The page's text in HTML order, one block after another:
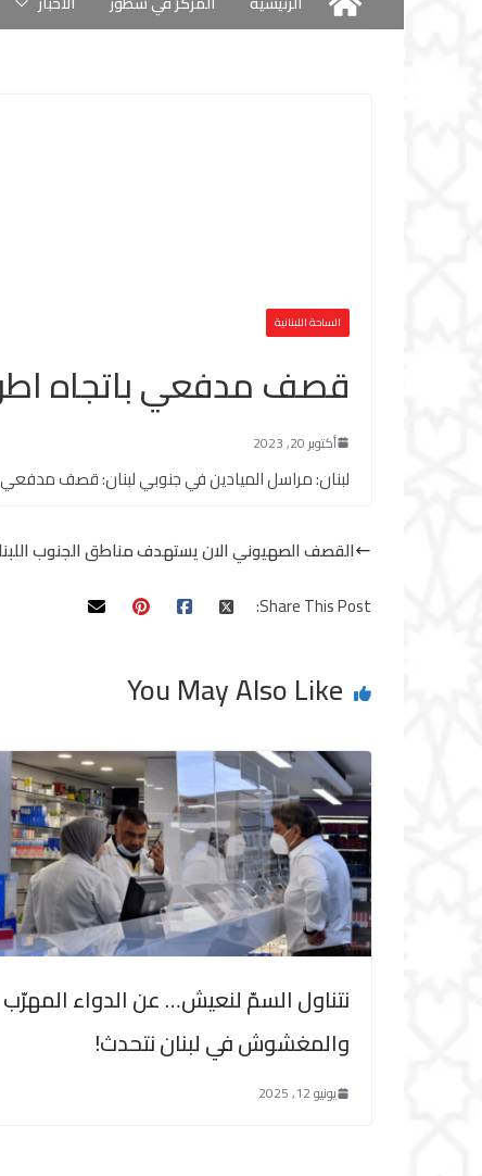
الساحة اللبنانية
قصف مدفعي باتجاه
أكتوبر 20, 2023
لبنان: مراسل الميادين في جنوبي لبنان: قصف مدفعي
القصف الصهيوني الان يستهدف مناطق الجنوب
Share This Post:
You May Also Like
نتناول السمّ لنعيش… عن الدواء المهرّب
والمغشوش في لبنان نتحدث!
يونيو 12, 2025